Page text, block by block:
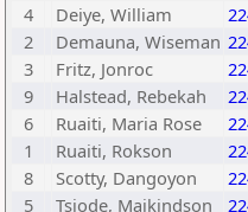
4
Deiye, William
2
Demauna, Wiseman
3
Fritz, Jonroc
9
Halstead, Rebekah
6
Ruaiti, Maria Rose
1
Ruaiti, Rokson
8
Scotty, Dangoyon
5
Tsiode, Maikindson